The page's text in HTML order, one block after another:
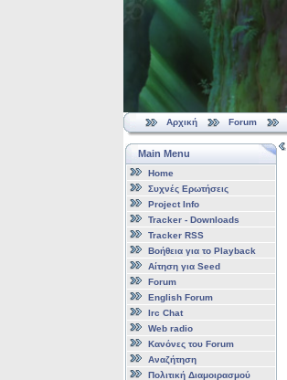
Αρχική Forum
Main Menu
Home
Συχνές Ερωτήσεις
Project Info
Tracker - Downloads
Tracker RSS
Βοήθεια για το Playback
Αίτηση για Seed
Forum
English Forum
Irc Chat
Web radio
Κανόνες του Forum
Αναζήτηση
Πολιτική Διαμοιρασμού